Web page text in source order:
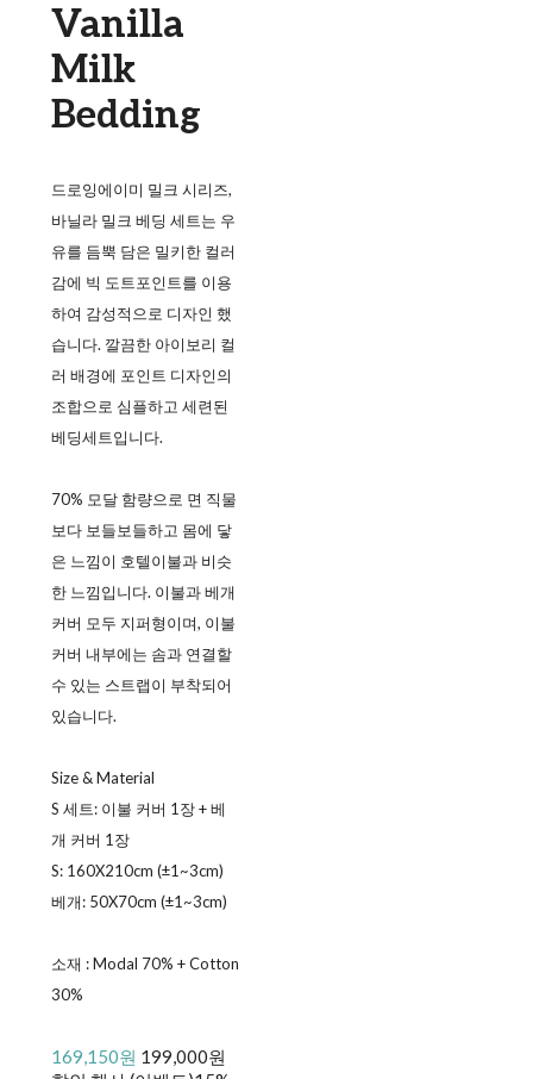
Vanilla
Milk
Bedding
드로잉에이미 밀크 시리즈,
바닐라 밀크 베딩 세트는 우
유를 듬뿍 담은 밀키한 컬러
감에 빅 도트포인트를 이용
하여 감성적으로 디자인 했
습니다. 깔끔한 아이보리 컬
러 배경에 포인트 디자인의
조합으로 심플하고 세련된
베딩세트입니다.
70% 모달 함량으로 면 직물
보다 보들보들하고 몸에 닿
은 느낌이 호텔이불과 비슷
한 느낌입니다. 이불과 베개
커버 모두 지퍼형이며, 이불
커버 내부에는 솜과 연결할
수 있는 스트랩이 부착되어
있습니다.
Size & Material
S 세트: 이불 커버 1장 + 베
개 커버 1장
S: 160X210cm (±1~3cm)
베개: 50X70cm (±1~3cm)
소재 : Modal 70% + Cotton
30%
169,150원 199,000원